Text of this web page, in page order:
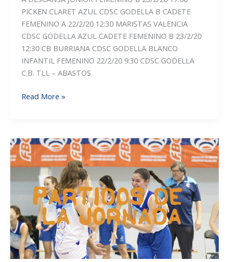
PICKEN CLARET AZUL CDSC GODELLA B CADETE
FEMENINO A 22/2/20 12:30 MARISTAS VALENCIA
CDSC GODELLA AZUL CADETE FEMENINO B 23/2/20
12:30 CB BURRIANA CDSC GODELLA BLANCO
INFANTIL FEMENINO 22/2/20 9:30 CDSC GODELLA
C.B. TLL – ABASTOS
PARTIDOS
DEL
22
Y
23
FEBRERO
Read More »